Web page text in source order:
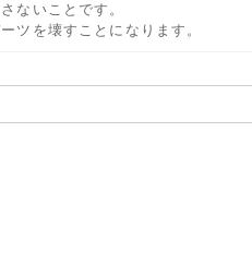
ないことです。
ツを壊すことになります。